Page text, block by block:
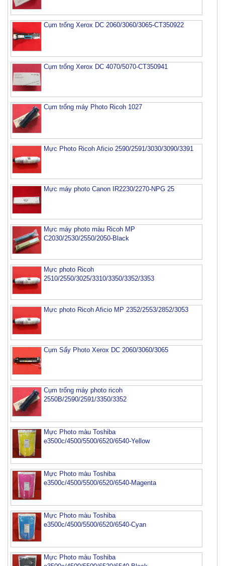
Cụm trống Xerox DC 2060/3060/3065-CT350922
Cụm trống Xerox DC 4070/5070-CT350941
Cụm trống máy Photo Ricoh 1027
Mực Photo Ricoh Aficio 2590/2591/3030/3090/3391
Mực máy photo Canon IR2230/2270-NPG 25
Mực máy photo màu Ricoh MP
C2030/2530/2550/2050-Black
Mực photo Ricoh
2510/2550/3025/3310/3350/3352/3353
Mực photo Ricoh Aficio MP 2352/2553/2852/3053
Cụm Sấy Photo Xerox DC 2060/3060/3065
Cụm trống máy photo ricoh
2550B/2590/2591/3350/3352
Mực Photo màu Toshiba
e3500c/4500/5500/6520/6540-Yellow
Mực Photo màu Toshiba
e3500c/4500/5500/6520/6540-Magenta
Mực Photo màu Toshiba
e3500c/4500/5500/6520/6540-Cyan
Mực Photo màu Toshiba